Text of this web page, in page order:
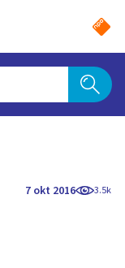
7 okt 2016 3.5k